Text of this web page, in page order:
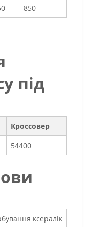
850
під
Кроссовер
54400
ксералік